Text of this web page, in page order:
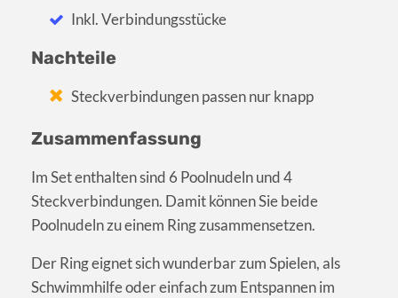
Inkl. Verbindungsstücke
Nachteile
Steckverbindungen passen nur knapp
Zusammenfassung
Im Set enthalten sind 6 Poolnudeln und 4
Steckverbindungen. Damit können Sie beide
Poolnudeln zu einem Ring zusammensetzen.
Der Ring eignet sich wunderbar zum Spielen, als
Schwimmhilfe oder einfach zum Entspannen im